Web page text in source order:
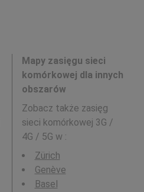
Mapy zasięgu sieci
komórkowej dla innych
obszarów
Zobacz także zasięg
sieci komórkowej 3G /
4G / 5G w :
Zürich
Genève
Basel